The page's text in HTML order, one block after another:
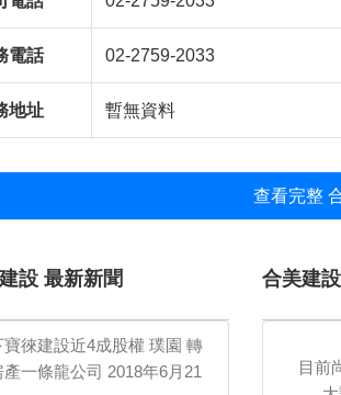
電話 02-2759-2033
地址 暫無資料
查看完整
設 最新新聞
寶徠建設近4成股權 璞園 轉
產一條龍公司 2018年6月21
合美建
目前